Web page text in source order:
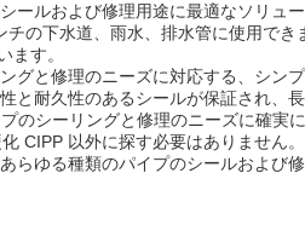
ールおよび修理用途に最適なソリュ
の下水道、雨水、排水管に使用で
ます。
グと修理のニーズに対応する、シン
と耐久性のあるシールが保証され、
のシーリングと修理のニーズに確実に
CIPP 以外に探す必要はありません
ゆる種類のパイプのシールおよび修